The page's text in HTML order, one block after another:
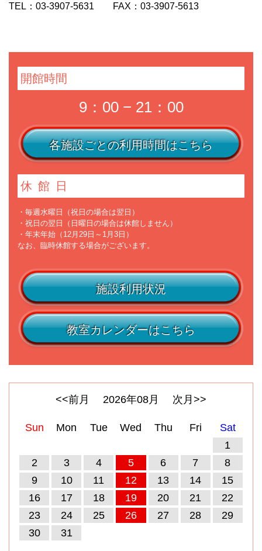
TEL：03-3907-5631 FAX：03-3907-5613
開館時間
9：00 − 21：00
各施設ごとの利用時間はこちら
休館日
・毎週水曜日（祝日の場合は翌日）
・祝日の翌日（日曜日の場合は休館しません）
・年末年始（12月29日～1月3日）
なお、臨時休館する場合がございます。
施設利用状況
教室カレンダーはこちら
<<前月 2026年08 月 次月>>
Sun Mon Tue Wed Thu Fri
Sat
1
2
3 4 5 6 7
8
9
10 11 12 13 14
15
16
17 18 19 20 21
22
23
24 25 26 27 28
29
30
31